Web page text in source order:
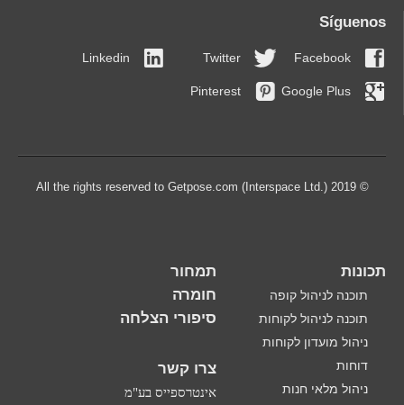
Síguenos
Facebook
Twitter
Linkedin
Google Plus
Pinterest
© 2019 All the rights reserved to Getpose.com (Interspace Ltd.)
תכונות
תוכנה לניהול קופה
תוכנה לניהול לקוחות
ניהול מועדון לקוחות
דוחות
ניהול מלאי חנות
תמחור
חומרה
סיפורי הצלחה
צרו קשר
אינטרספייס בע"מ